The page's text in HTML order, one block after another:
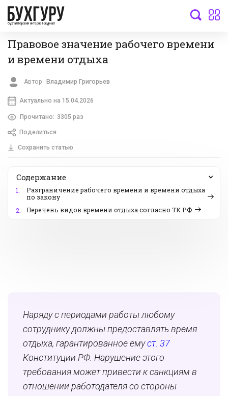
бухгалтерский интернет-журнал
Правовое значение рабочего времени
и времени отдыха
Автор: Владимир Григорьев
Актуально на 15.04.2026
Прочитано: 3305 раз
Поделиться
Сохранить статью
Содержание
1.
Разграничение рабочего времени и времени отдыха
по закону
2.
Перечень видов времени отдыха согласно ТК РФ
Наряду с периодами работы любому
сотруднику должны предоставлять время
отдыха, гарантированное емуст. 37
Конституции РФ. Нарушение этого
требования может привести к санкциям в
отношении работодателя со стороны